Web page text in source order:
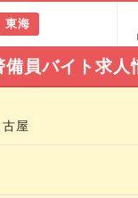
東海
備員バイト求人
屋